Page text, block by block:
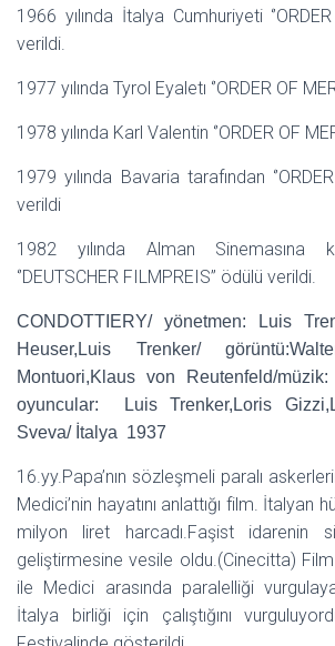
1966 yılında İtalya Cumhuriyeti ‘’ORDER
verildi.
1977 yılında Tyrol Eyaletı ‘’ORDER OF
1978 yılında Karl Valentin ‘’ORDER OF
1979 yılında Bavaria tarafından
verildi
1982 yılında Alman Sinemasına
‘’DEUTSCHER FILMPREIS’’ ödülü verildi.
CONDOTTIERY/ yönetmen: Luis
Heuser,Luis Trenker/
Montuori,Klaus von Reutenfeld/
oyuncular: Luis Trenker,Loris
Sveva/ İtalya 1937
16.yy.Papa’nın sözleşmeli paralı
Medici’nin hayatını anlattığı film. İtalyan
milyon liret harcadı.Faşist idarenin
geliştirmesine vesile oldu.(Cinecitta)
ile Medici arasında paralelliği
İtalya birliği için çalıştığını